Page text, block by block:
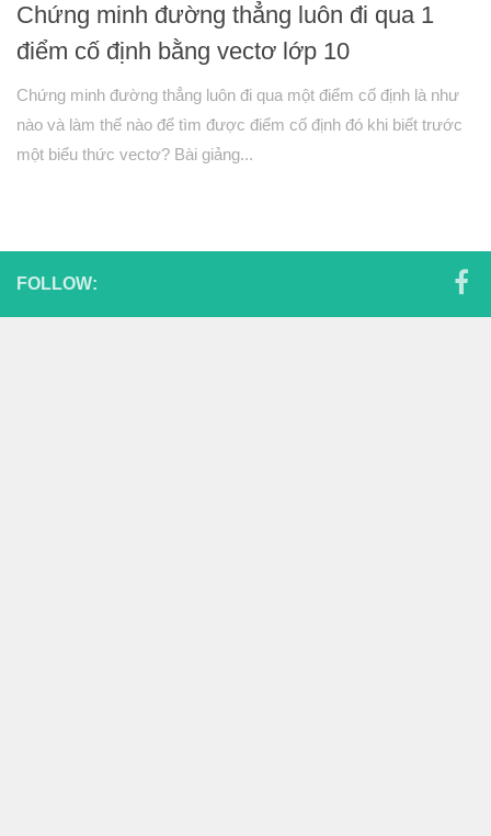
Phương pháp tọa độ trong mặt phẳng
PT đường tròn
PT đường elip
Đại số 11
Giới hạn
Đạo hàm
Chứng minh đường thẳng luôn đi qua 1
điểm cố định bằng vectơ lớp 10
Chứng minh đường thẳng luôn đi qua một điểm cố định là như
nào và làm thế nào để tìm được điểm cố định đó khi biết trước
một biểu thức vectơ? Bài giảng...
FOLLOW: